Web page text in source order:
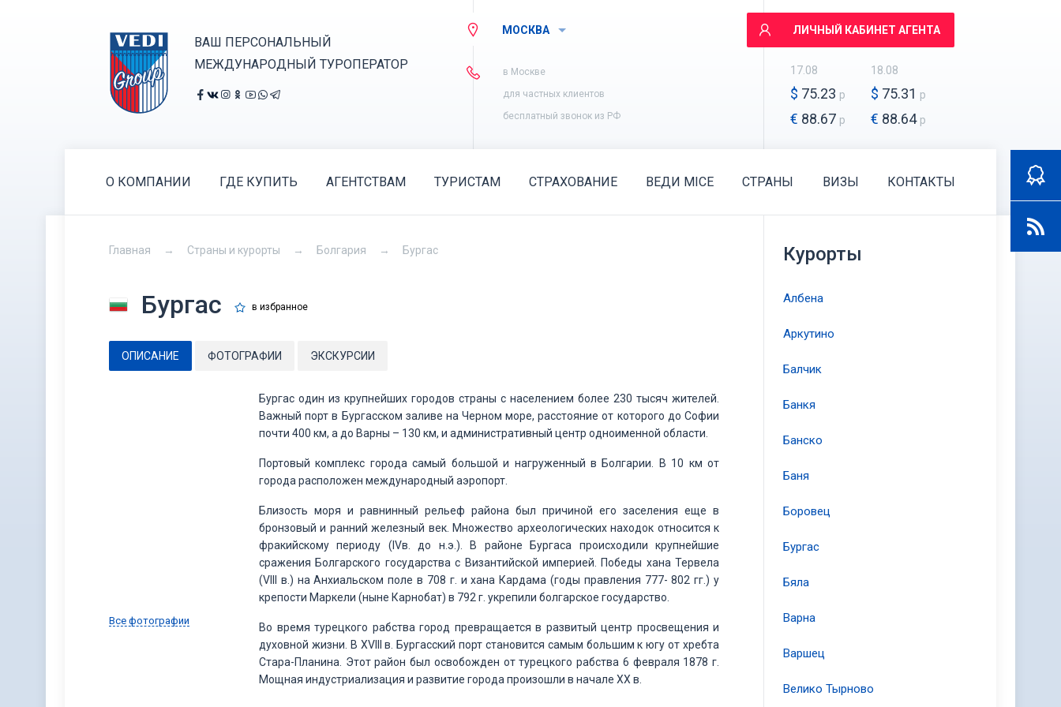
ВАШ ПЕРСОНАЛЬНЫЙ
МЕЖДУНАРОДНЫЙ ТУРОПЕРАТОР
МОСКВА
в Москве
для частных клиентов
бесплатный звонок из РФ
ЛИЧНЫЙ КАБИНЕТ АГЕНТА
17.08
$ 75.23 р
€ 88.67 р
18.08
$ 75.31 р
€ 88.64 р
О КОМПАНИИ ГДЕ КУПИТЬ АГЕНТСТВАМ ТУРИСТАМ СТРАХОВАНИЕ ВЕДИ MICE СТРАНЫ ВИЗЫ КОНТАКТЫ
Главная Страны и курорты Болгария Бургас
Бургас в избранное
ОПИСАНИЕ ФОТОГРАФИИ ЭКСКУРСИИ
Все фотографии
Бургас один из крупнейших городов страны с населением более 230 тысяч жителей.
Важный порт в Бургасском заливе на Черном море, расстояние от которого до Софии
почти 400 км, а до Варны – 130 км, и административный центр одноименной области.
Портовый комплекс города самый большой и нагруженный в Болгарии. В 10 км от
города расположен международный аэропорт.
Близость моря и равнинный рельеф района был причиной его заселения еще в
бронзовый и ранний железный век. Множество археологических находок относится к
фракийскому периоду (ІVв. до н.э.). В районе Бургаса происходили крупнейшие
сражения Болгарского государства с Византийской империей. Победы хана Тервела
(VIII в.) на Анхиальском поле в 708 г. и хана Кардама (годы правления 777- 802 гг.) у
крепости Маркели (ныне Карнобат) в 792 г. укрепили болгарское государство.
Во время турецкого рабства город превращается в развитый центр просвещения и
духовной жизни. В ХVІІІ в. Бургасский порт становится самым большим к югу от хребта
Стара-Планина. Этот район был освобожден от турецкого рабства 6 февраля 1878 г.
Мощная индустриализация и развитие города произошли в начале ХХ в.
Курорты
Албена
Аркутино
Балчик
Банкя
Банско
Баня
Боровец
Бургас
Бяла
Варна
Варшец
Велико Тырново